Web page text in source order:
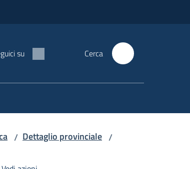
su Cerca
/ Dettaglio provinciale /